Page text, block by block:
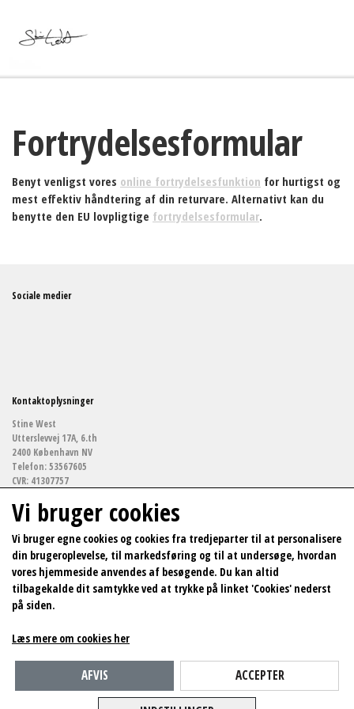
Fortrydelsesformular
Benyt venligst vores online fortrydelsesfunktion for hurtigst og
mest effektiv håndtering af din returvare. Alternativt kan du
benytte den EU lovpligtige fortrydelsesformular.
Sociale medier
Kontaktoplysninger
Stine West
Utterslevvej 17A, 6.th
2400 København NV
Telefon: 53567605
CVR: 41307757
stinewestf@gmail.com
Links
Arkitekturfotografi
Salgs- og leveringsbetingelser
Cookies
Kunde login
Vi bruger cookies
Vi bruger egne cookies og cookies fra tredjeparter til at personalisere
din brugeroplevelse, til markedsføring og til at undersøge, hvordan
vores hjemmeside anvendes af besøgende. Du kan altid
tilbagekalde dit samtykke ved at trykke på linket 'Cookies' nederst
på siden.
Læs mere om cookies her
AFVIS ACCEPTER